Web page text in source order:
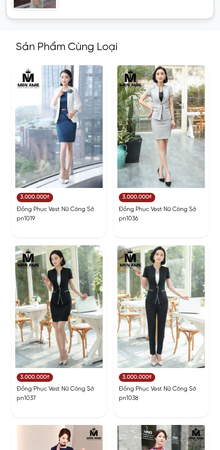
Sản Phẩm Cùng Loại
3.000.000₫
Đồng Phục Vest Nữ Công Sở
pn1019
3.000.000₫
Đồng Phục Vest Nữ Công Sở
pn1036
3.000.000₫
Đồng Phục Vest Nữ Công Sở
pn1037
3.000.000₫
Đồng Phục Vest Nữ Công Sở
pn1038